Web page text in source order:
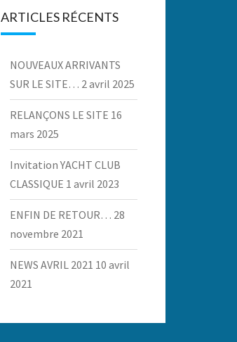
ARTICLES RÉCENTS
NOUVEAUX ARRIVANTS
SUR LE SITE… 2 avril 2025
RELANÇONS LE SITE 16
mars 2025
Invitation YACHT CLUB
CLASSIQUE 1 avril 2023
ENFIN DE RETOUR… 28
novembre 2021
NEWS AVRIL 2021 10 avril
2021